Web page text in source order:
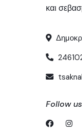
και
Follow us